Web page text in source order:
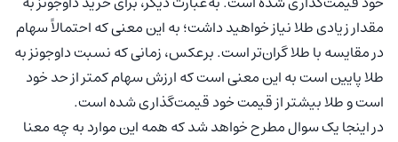
مقدار زیادی طلا نیاز خواهید داشت؛ به این معنی که احتمالاً سهام
در مقایسه با طلا گران‌تر است. برعکس، زمانی که نسبت داوجونز به
طلا پایین است به این معنی است که ارزش سهام کمتر از حد خود
است و طلا بیشتر از قیمت خود قیمت‌گذاری شده است.
در اینجا یک سوال مطرح خواهد شد که همه این موارد به چه معنا